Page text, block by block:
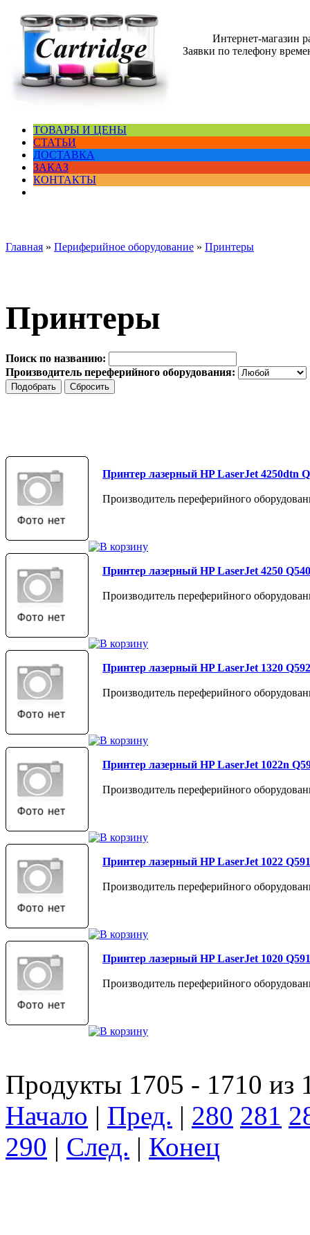
Интернет-магазин
Заявки по телефону
ТОВАРЫ И ЦЕНЫ
СТАТЬИ
ДОСТАВКА
ЗАКАЗ
КОНТАКТЫ
Главная » Периферийное оборудование » Принтеры
Принтеры
Поиск по названию:
Производитель переферийного оборудования:
Принтер лазерный HP LaserJet 4250dtn
Производитель переферийного
Принтер лазерный HP LaserJet 4250
Производитель переферийного
Принтер лазерный HP LaserJet 1320
Производитель переферийного
Принтер лазерный HP LaserJet 1022n
Производитель переферийного
Принтер лазерный HP LaserJet 1022
Производитель переферийного
Принтер лазерный HP LaserJet 1020
Производитель переферийного
Продукты 1705 - 1710 из
Начало | Пред. | 280 281
290 | След. | Конец